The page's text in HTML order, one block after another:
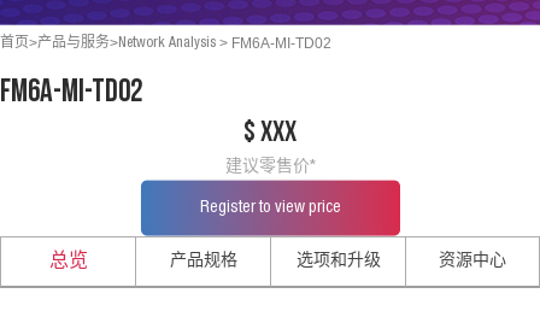
首页>产品与服务>Network Analysis > FM6A-MI-TD02
FM6A-MI-TD02
$ xxx
建议零售价*
Register to view price
总览 产品规格 选项和升级 资源中心